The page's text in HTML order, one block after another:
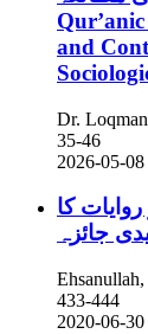
and
Dr.
35-46
2026-05-08
کا
جائزہ
433-444
2020-06-30